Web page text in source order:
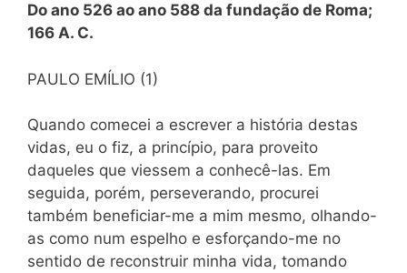
Do ano 526 ao ano 588 da fundação de Roma;
166 A. C.
PAULO EMÍLIO (1)
Quando comecei a escrever a história destas
vidas, eu o fiz, a princípio, para proveito
daqueles que viessem a conhecê-las. Em
seguida, porém, perseverando, procurei
também beneficiar-me a mim mesmo, olhando-
as como num espelho e esforçando-me no
sentido de reconstruir minha vida, tomando